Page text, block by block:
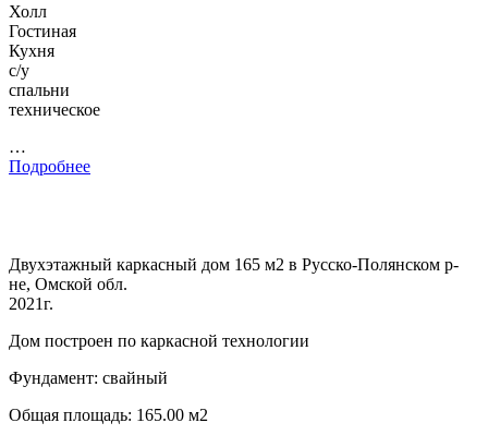
Холл
Гостиная
Кухня
с/у
спальни
техническое
…
Подробнее
Двухэтажный каркасный дом 165 м2 в Русско-Полянском р-
не, Омской обл.
2021г.
Дом построен по каркасной технологии
Фундамент: свайный
Общая площадь: 165.00 м2